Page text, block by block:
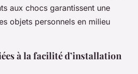
aux chocs garantissent une
objets personnels en milieu
à la facilité d’installation